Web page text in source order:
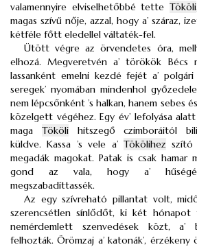
valamennyire elviselhetőbbé tetteTököli
magas szívű nője, azzal, hogy a’ száraz,
kétféle főtt eledellel váltaték-fel.
Ütött végre az örvendetes óra,
elhozá. Megveretvén a’ törökök Bécs
lassanként emelni kezdé fejét a’
seregek’ nyomában mindenhol
nem lépcsőnként ’s halkan, hanem sebes
közelgett végéhez. Egy év’ lefolyása
maga Tökölihitszegő czimboráitól
küldve. Kassa ’s vele a’ Tökölihez szító
megadák magokat. Patak is csak hamar
gond az vala, hogy a’
megszabadíttassék.
Az egy szívreható pillantat volt,
szerencsétlen sínlődőt, ki két
nemérdemlett szenvedések közt, a’
felhozták. Örömzaj a’ katonák’,